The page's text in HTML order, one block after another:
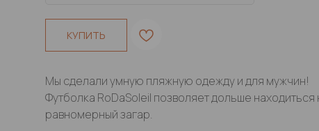
КУПИТЬ
Мы сделали умную пляжную одежду и для мужчин!
Футболка RoDaSoleil позволяет дольше находиться
равномерный загар.